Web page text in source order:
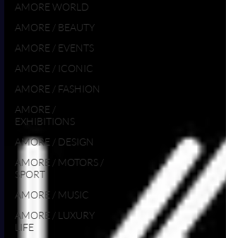
AMORE WORLD
AMORE / BEAUTY
AMORE / EVENTS
AMORE / ICONIC
AMORE / FASHION
AMORE /
EXHIBITIONS
AMORE / DESIGN
AMORE / MOTORS /
SPORT
AMORE / MUSIC
AMORE / LUXURY
LIFE